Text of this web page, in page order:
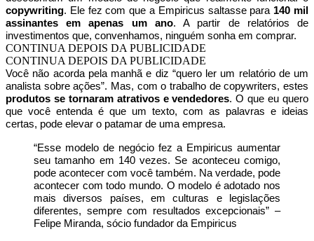
copywriting. Ele fez com que a Empiricus saltasse para 140 mil
assinantes em apenas um ano. A partir de relatórios de
investimentos que, convenhamos, ninguém sonha em comprar.
CONTINUA DEPOIS DA PUBLICIDADE
CONTINUA DEPOIS DA PUBLICIDADE
Você não acorda pela manhã e diz “quero ler um relatório de um
analista sobre ações”. Mas, com o trabalho de copywriters, estes
produtos se tornaram atrativos e vendedores. O que eu quero
que você entenda é que um texto, com as palavras e ideias
certas, pode elevar o patamar de uma empresa.
“Esse modelo de negócio fez a Empiricus aumentar
seu tamanho em 140 vezes. Se aconteceu comigo,
pode acontecer com você também. Na verdade, pode
acontecer com todo mundo. O modelo é adotado nos
mais diversos países, em culturas e legislações
diferentes, sempre com resultados excepcionais” –
Felipe Miranda, sócio fundador da Empiricus